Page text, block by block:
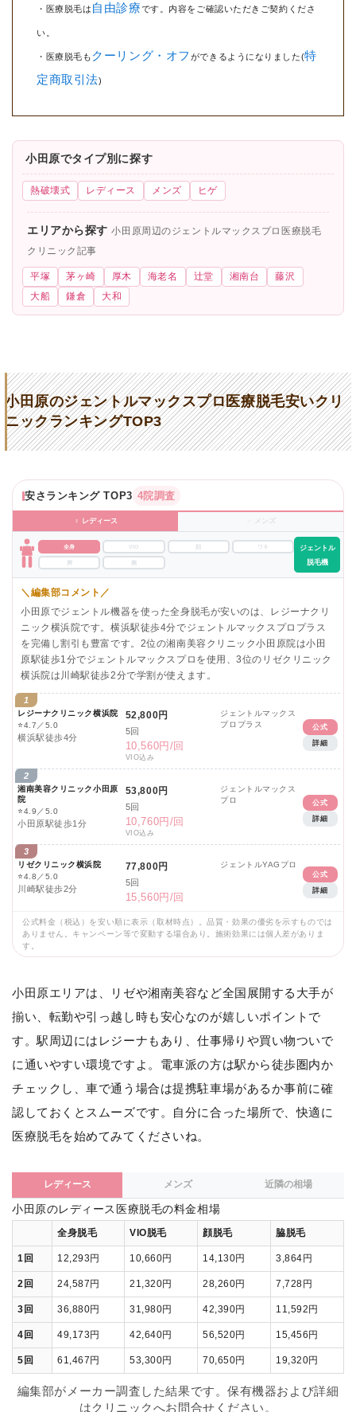
・医療脱毛は 自由診療です。内容をご確認いただきご契約くださ
い。
・医療脱毛も クーリング・オフ ができるようになりました(特
定商取引法)
小田原でタイプ別に探す
熱破壊式 レディース メンズ ヒゲ
エリアから探す小田原周辺のジェントルマックスプロ医療脱毛
クリニック記事
平塚 茅ヶ崎 厚木 海老名 辻堂 湘南台
藤沢
大船
鎌倉 大和
小田原のジェントルマックスプロ医療脱毛安いクリ
ニックランキングTOP3
安さランキング TOP3 4院調査
♀ レディース ♂ メンズ
全身 VIO ワキ
脚
ジェントル
脱毛機
＼編集部コメント／
小田原でジェントル機器を使った全身脱毛が安いのは、レジーナクリ
ニック横浜院です。横浜駅徒歩4分でジェントルマックスプロプラス
を完備し割引も豊富です。2位の湘南美容クリニック小田原院は小田
原駅徒歩1分でジェントルマックスプロを使用、3位のリゼクリニック
横浜院は川崎駅徒歩2分で学割が使えます。
1
レジーナクリニック横浜院
⭐4.7／5.0
横浜駅徒歩4分
52,800円
5回
10,560円/回
VIO込み
ジェントルマックス
プロプラス
公式
詳細
2
湘南美容クリニック小田原
院
⭐4.9／5.0
小田原駅徒歩1分
53,800円
5回
10,760円/回
VIO込み
ジェントルマックス
プロ
公式
詳細
3
リゼクリニック横浜院
⭐4.8／5.0
川崎駅徒歩2分
77,800円
5回
15,560円/回
ジェントルYAGプロ
公式
詳細
公式料金（税込）を安い順に表示（取材時点）。品質・効果の優劣を示すものでは
ありません。キャンペーン等で変動する場合あり。施術効果には個人差がありま
す。
小田原エリアは、リゼや湘南美容など全国展開する大手が
揃い、転勤や引っ越し時も安心なのが嬉しいポイントで
す。駅周辺にはレジーナもあり、仕事帰りや買い物ついで
に通いやすい環境ですよ。電車派の方は駅から徒歩圏内か
チェックし、車で通う場合は提携駐車場があるか事前に確
認しておくとスムーズです。自分に合った場所で、快適に
医療脱毛を始めてみてくださいね。
レディース メンズ 近隣の相場
小田原のレディース医療脱毛の料金相場
全身脱毛 VIO脱毛 顔脱毛 脇脱毛
1回 12,293円 10,660円 14,130円 3,864円
2回 24,587円 21,320円 28,260円 7,728円
3回 36,880円 31,980円 42,390円 11,592円
4回 49,173円 42,640円 56,520円 15,456円
5回 61,467円 53,300円 70,650円 19,320円
編集部がメーカー調査した結果です。保有機器および詳細
はクリニックへお問合せください。